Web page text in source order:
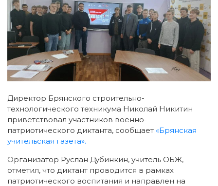
Директор Брянского строительно-
технологического техникума Николай Никитин
приветствовал участников военно-
патриотического диктанта, сообщает «Брянская
учительская газета».
Организатор Руслан Дубинкин, учитель ОБЖ,
отметил, что диктант проводится в рамках
патриотического воспитания и направлен на